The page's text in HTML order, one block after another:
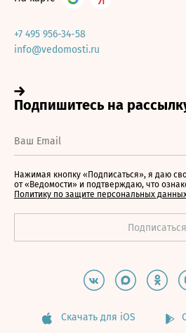
+7 495 956-34-58
info@vedomosti.ru
Нажимая кнопку «Подписаться», я даю
от «Ведомости» и подтверждаю, что
Политику по защите персональных
Скачать для iOS